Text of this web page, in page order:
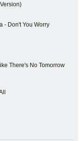
- Don't You Worry
There's No Tomorrow